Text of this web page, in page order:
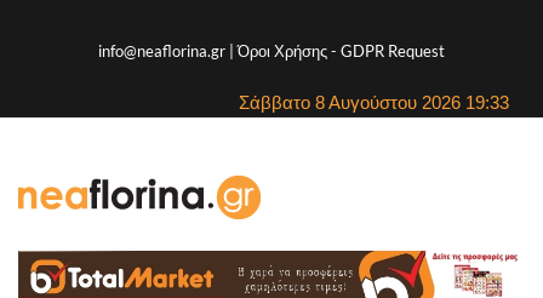
info@neaflorina.gr |Όροι Χρήσης- GDPR Request
Σάββατο 8 Αυγούστου 2026 19:33